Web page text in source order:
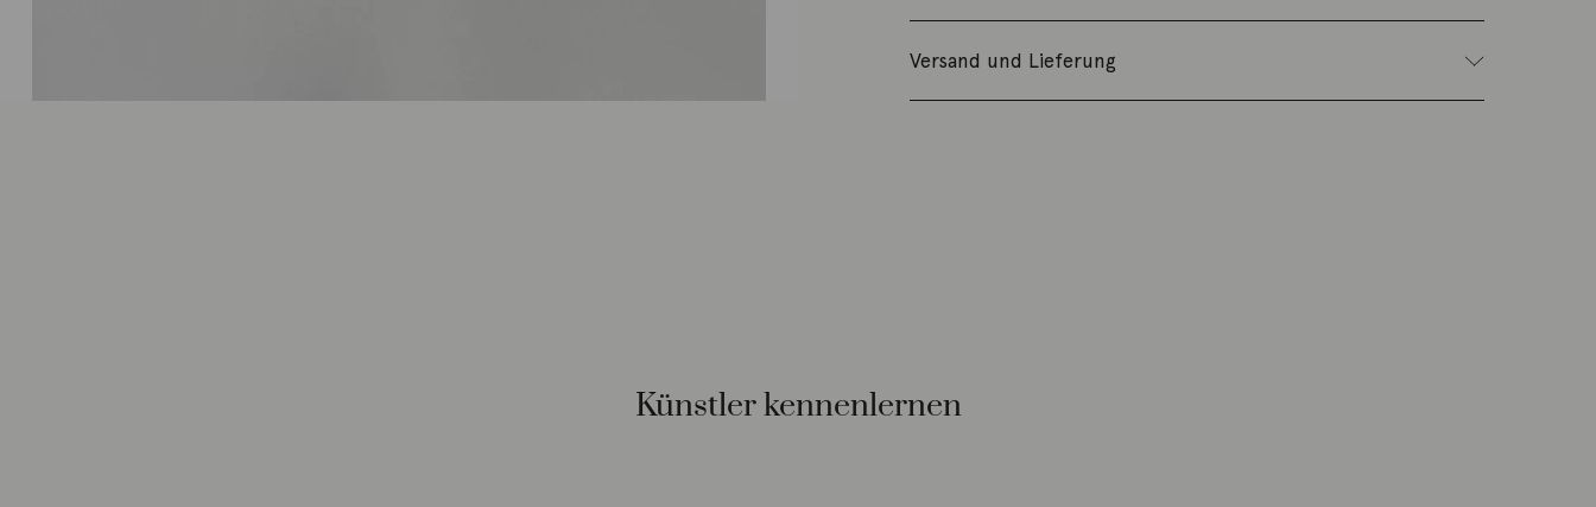
Versand und Lieferung
Künstler kennenlernen